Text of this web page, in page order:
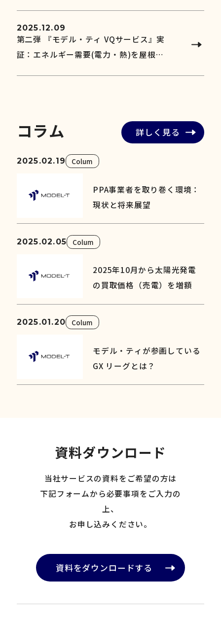
りを支援～
2025.12.09
第二弾 『モデル・ティ VQサービス』実
証：エネルギー需要(電力・熱)を屋根上
コ ラム
2025.02.19 Colum
PPA事業者を取り巻く環境：
現状と将来展望
2025.02.05 Colum
2025年10月から太陽光発電
の買取価格（売電）を増額
2025.01.20 Colum
モデル・ティが参画している
GX リーグとは？
詳しく見る
資料ダウンロード
当社サービスの資料をご希望の方は
下記フォームから必要事項をご入力の
上、
お申し込みください。
資料をダウンロードする